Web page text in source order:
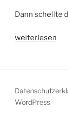
Dann schellte
„Rosa,
weiterlesen
WordPress